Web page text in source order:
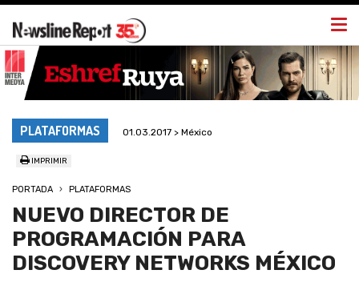
PLATAFORMAS 01.03.2017 > México
IMPRIMIR
PORTADA PLATAFORMAS
NUEVO DIRECTOR DE
PROGRAMACIÓN PARA
DISCOVERY NETWORKS MÉXICO